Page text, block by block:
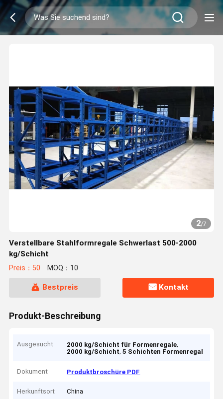
2/7
Verstellbare Stahlformregale Schwerlast 500-2000
kg/Schicht
Preis：50 MOQ：10
Bestpreis Kontakt
Produkt-Beschreibung
Ausgesucht 2000 kg/Schicht für Formenregale,
2000 kg/Schicht,5 Schichten Formenregal
Dokument Produktbroschüre PDF
Herkunftsort China